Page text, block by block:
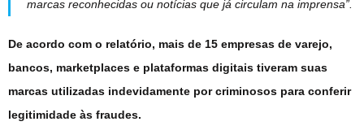
marcas reconhecidas ou notícias que já circulam na imprensa”.
De acordo com o relatório, mais de 15 empresas de varejo,
bancos, marketplaces e plataformas digitais tiveram suas
marcas utilizadas indevidamente por criminosos para conferir
legitimidade às fraudes.